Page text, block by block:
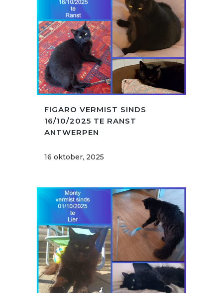
FIGARO VERMIST SINDS
16/10/2025 TE RANST
ANTWERPEN
16 oktober, 2025